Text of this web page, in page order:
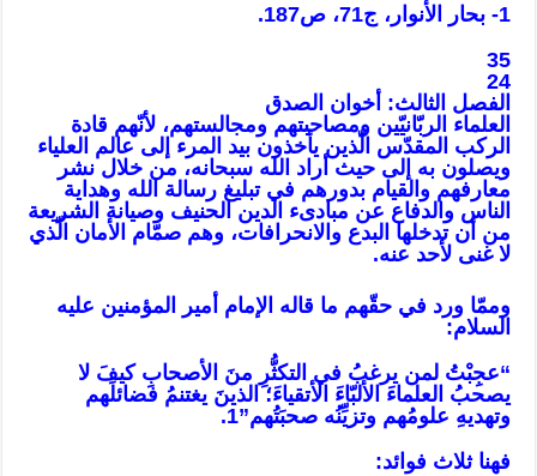
1- بحار الأنوار، ج71، ص187.
35
24
الفصل الثالث: أخوان الصدق
العلماء الربّانيّين ومصاحبتهم ومجالستهم، لأنّهم قادة
الركب المقدّس الّذين يأخذون بيد المرء إلى عالم العلياء
ويصلون به إلى حيث أراد الله سبحانه، من خلال نشر
معارفهم والقيام بدورهم في تبليغ رسالة الله وهداية
الناس والدفاع عن مبادىء الدين الحنيف وصيانة الشريعة
من أن تدخلها البدع والانحرافات، وهم صمّام الأمان الّذي
لا غنى لأحد عنه.
وممّا ورد في حقّهم ما قاله الإمام أمير المؤمنين عليه
السلام:
“عجِبْتُ لمن يرغبُ في التكثُّرِ منَ الأصحابِ كيفَ لا
يصحبُ العلماءَ الألبّاءَ الأتقياءَ؛ الذينَ يغتنمُ فضائلَهم
وتهديهِ علومُهم وتزيِّنُه صحبَتُهم”1.
فهنا ثلاث فوائد: